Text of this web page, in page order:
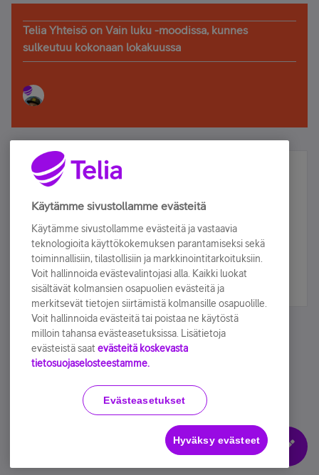
Telia Yhteisö on Vain luku -moodissa, kunnes
sulkeutuu kokonaan lokakuussa
Älä jää paitsi – osallistu ja voita!
Tilaa Telian uutiskirje ja olet mukana arvonnassa.
sähköpostiisi.
Tilaa nyt
Käyttöehdot Accessibility statement
Evästeasetukset
Käytämme sivustollamme evästeitä
Käytämme sivustollamme evästeitä ja vastaavia
teknologioita käyttökokemuksen parantamiseksi sekä
toiminnallisiin, tilastollisiin ja markkinointitarkoituksiin.
Voit hallinnoida evästevalintojasi alla. Kaikki luokat
sisältävät kolmansien osapuolien evästeitä ja
merkitsevät tietojen siirtämistä kolmansille osapuolille.
Voit hallinnoida evästeitä tai poistaa ne käytöstä
milloin tahansa evästeasetuksissa. Lisätietoja
evästeistä saat evästeitä koskevasta
tietosuojaselosteestamme.
Evästeasetukset
Hyväksy evästeet